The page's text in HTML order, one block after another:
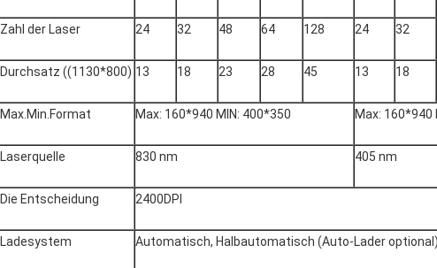
Zahl der Laser 24 32 48 64 128 24 32
Durchsatz ((1130*800) 13 18 23 28 45 13 18
Max.Min.Format Max: 160*940 MIN: 400*350 Max: 160*940
Laserquelle 830 nm 405 nm
Die Entscheidung 2400DPI
Ladesystem Automatisch, Halbautomatisch (Auto-Lader optional)